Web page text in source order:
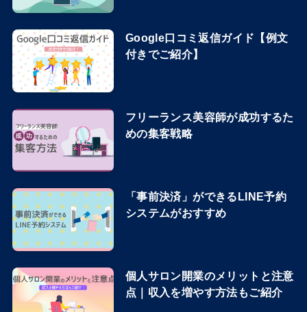
Google口コミ返信ガイド【例文
付きでご紹介】
フリーランス美容師が成功するた
めの集客戦略
「事前決済」ができるLINE予約
システムがおすすめ
個人サロン開業のメリットと注意
点｜収入を増やす方法もご紹介